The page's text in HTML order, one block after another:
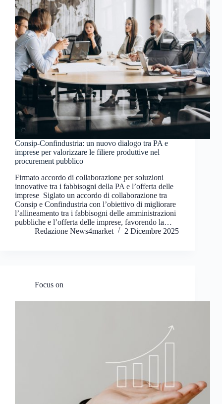
Consip-Confindustria: un nuovo dialogo tra PA e
imprese per valorizzare le filiere produttive nel
procurement pubblico
Firmato accordo di collaborazione per soluzioni
innovative tra i fabbisogni della PA e l’offerta delle
imprese Siglato un accordo di collaborazione tra
Consip e Confindustria con l’obiettivo di migliorare
l’allineamento tra i fabbisogni delle amministrazioni
pubbliche e l’offerta delle imprese, favorendo la…
Redazione News4market
2 Dicembre 2025
Focus on